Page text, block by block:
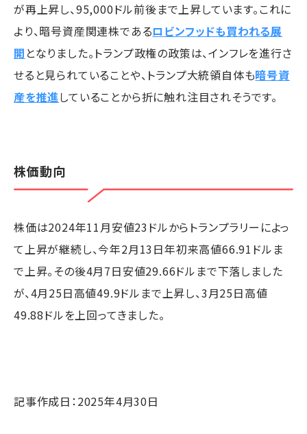
が再上昇し、95,000ドル前後まで上昇しています。これに
より、暗号資産関連株であるロビンフッドも買われる展
開 となりました。トランプ政権の政策は、インフレを進行さ
せると見られていることや、トランプ大統領自体も暗号資
産を推進していることから折に触れ注目されそうです。
株価動向
株価は2024年11月安値23ドルからトランプラリーによっ
て上昇が継続し、今年2月13日年初来高値66.91ドルま
で上昇。その後4月7日安値29.66ドルまで下落しました
が、4月25日高値49.9ドルまで上昇し、3月25日高値
49.88ドルを上回ってきました。
記事作成日：2025年4月30日